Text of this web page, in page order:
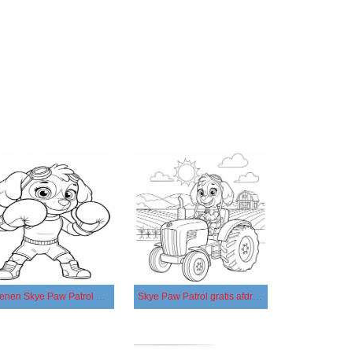
Tekenen Skye Paw Patrol eenvoudig Skye Paw Patrol gratis afdrukbaar